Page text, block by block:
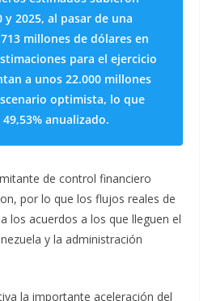
y 2025, al pasar de una
millones de dólares en
para el ejercicio
a unos 22.000 millones
optimista, lo que
anualizado.
de control financiero
por lo que los flujos reales de
los acuerdos a los que lleguen el
y la administración
la importante aceleración del